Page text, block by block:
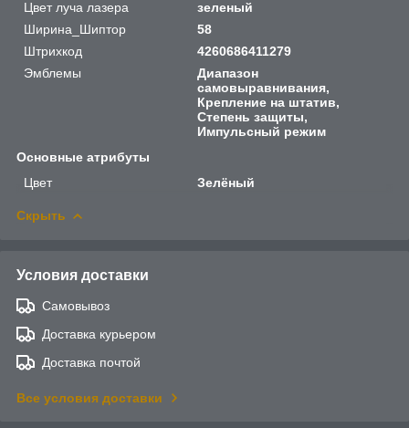
Цвет луча лазера
зеленый
Ширина_Шиптор
58
Штрихкод
4260686411279
Эмблемы
Диапазон
самовыравнивания,
Крепление на штатив,
Степень защиты,
Импульсный режим
Основные атрибуты
Цвет
Зелёный
Скрыть
Условия доставки
Самовывоз
Доставка курьером
Доставка почтой
Все условия доставки